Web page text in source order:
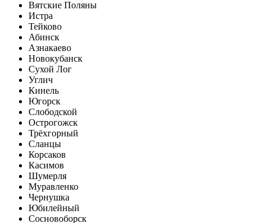
Вятские Поляны
Истра
Тейково
Абинск
Азнакаево
Новокубанск
Сухой Лог
Углич
Кинель
Югорск
Слободской
Острогожск
Трёхгорный
Сланцы
Корсаков
Касимов
Шумерля
Муравленко
Чернушка
Юбилейный
Сосновоборск